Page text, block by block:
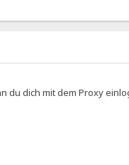
du dich mit dem Proxy